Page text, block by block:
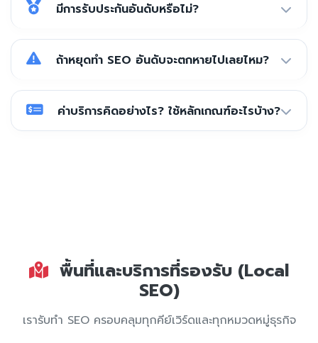
มีการรับประกันอันดับหรือไม่?
ถ้าหยุดทำ SEO อันดับจะตกหายไปเลยไหม?
ค่าบริการคิดอย่างไร? ใช้หลักเกณฑ์อะไรบ้าง?
พื้นที่และบริการที่รองรับ (Local
SEO)
เรารับทำ SEO ครอบคลุมทุกคีย์เวิร์ดและทุกหมวดหมู่ธุรกิจ